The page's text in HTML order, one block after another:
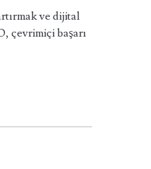
ve dijital
çevrimiçi başarı